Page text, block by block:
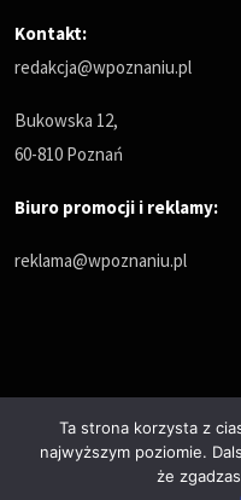
Kontakt:
redakcja@wpoznaniu.pl
Bukowska 12,
60-810 Poznań
Biuro promocji i reklamy:
reklama@wpoznaniu.pl
Ta strona korzysta z
najwyższym poziomie.
że